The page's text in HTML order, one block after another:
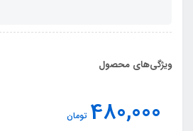
ویژگی‌های محصول
480,000 تومان